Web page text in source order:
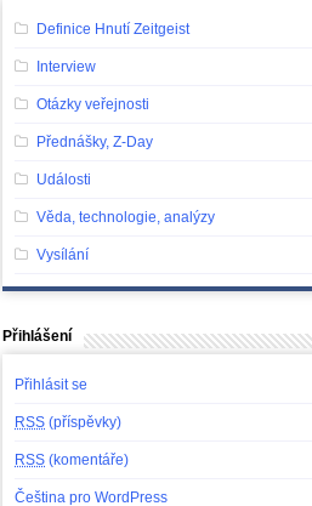
Definice Hnutí Zeitgeist
Interview
Otázky veřejnosti
Přednášky, Z-Day
Události
Věda, technologie, analýzy
Vysílání
Přihlášení
Přihlásit se
RSS (příspěvky)
RSS (komentáře)
Čeština pro WordPress